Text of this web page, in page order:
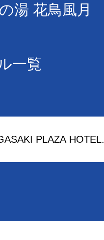
湯 花鳥風月
一覧
PLAZA